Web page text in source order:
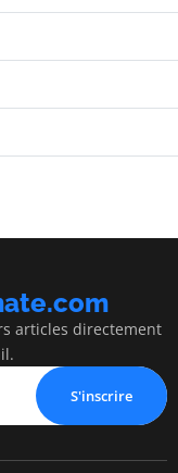
articles directement
S'inscrire